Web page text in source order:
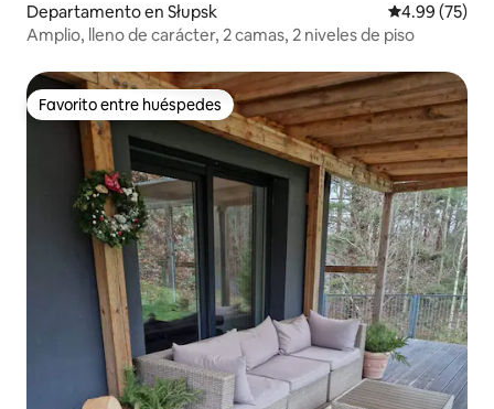
Departamento en Słupsk Calificación
4.99 (75)
Amplio, lleno de carácter, 2 camas, 2 niveles de piso
Favorito entre huéspedes
Favorito entre huéspedes